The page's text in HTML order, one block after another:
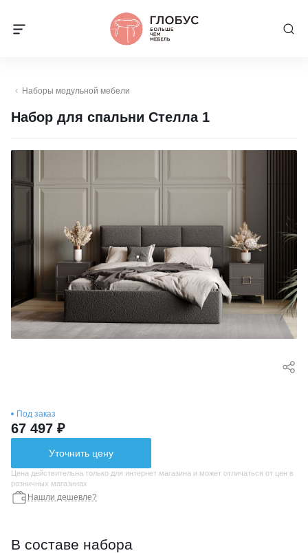
Наборы модульной мебели
Набор для спальни Стелла 1
Под заказ
67 497 ₽
Уточнить цену
Цена действительна только для интернет магазина и может отличаться от цен в
розничных магазинах
Нашли дешевле?
В составе набора